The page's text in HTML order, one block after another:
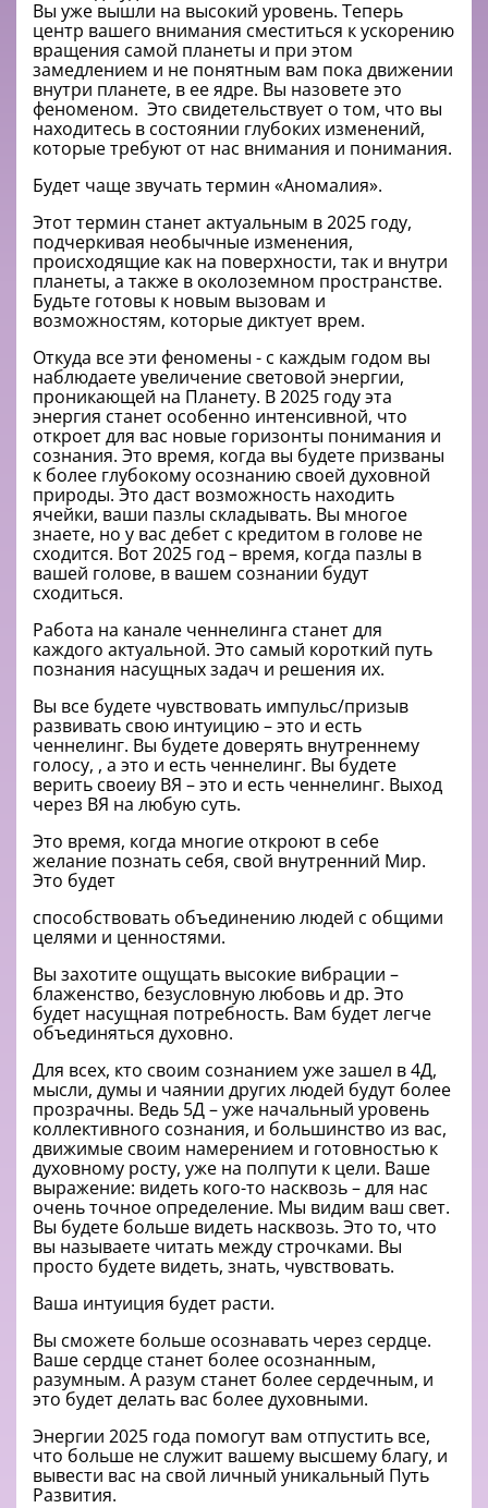
Вы уже вышли на высокий уровень. Теперь
центр вашего внимания сместиться к ускорению
вращения самой планеты и при этом
замедлением и не понятным вам пока движении
внутри планете, в ее ядре. Вы назовете это
феноменом. Это свидетельствует о том, что вы
находитесь в состоянии глубоких изменений,
которые требуют от нас внимания и понимания.
Будет чаще звучать термин «Аномалия».
Этот термин станет актуальным в 2025 году,
подчеркивая необычные изменения,
происходящие как на поверхности, так и внутри
планеты, а также в околоземном пространстве.
Будьте готовы к новым вызовам и
возможностям, которые диктует врем.
Откуда все эти феномены - с каждым годом вы
наблюдаете увеличение световой энергии,
проникающей на Планету. В 2025 году эта
энергия станет особенно интенсивной, что
откроет для вас новые горизонты понимания и
сознания. Это время, когда вы будете призваны
к более глубокому осознанию своей духовной
природы. Это даст возможность находить
ячейки, ваши пазлы складывать. Вы многое
знаете, но у вас дебет с кредитом в голове не
сходится. Вот 2025 год – время, когда пазлы в
вашей голове, в вашем сознании будут
сходиться.
Работа на канале ченнелинга станет для
каждого актуальной. Это самый короткий путь
познания насущных задач и решения их.
Вы все будете чувствовать импульс/призыв
развивать свою интуицию – это и есть
ченнелинг. Вы будете доверять внутреннему
голосу, , а это и есть ченнелинг. Вы будете
верить своеиу ВЯ – это и есть ченнелинг. Выход
через ВЯ на любую суть.
Это время, когда многие откроют в себе
желание познать себя, свой внутренний Мир.
Это будет
способствовать объединению людей с общими
целями и ценностями.
Вы захотите ощущать высокие вибрации –
блаженство, безусловную любовь и др. Это
будет насущная потребность. Вам будет легче
объединяться духовно.
Для всех, кто своим сознанием уже зашел в 4Д,
мысли, думы и чаянии других людей будут более
прозрачны. Ведь 5Д – уже начальный уровень
коллективного сознания, и большинство из вас,
движимые своим намерением и готовностью к
духовному росту, уже на полпути к цели. Ваше
выражение: видеть кого-то насквозь – для нас
очень точное определение. Мы видим ваш свет.
Вы будете больше видеть насквозь. Это то, что
вы называете читать между строчками. Вы
просто будете видеть, знать, чувствовать.
Ваша интуиция будет расти.
Вы сможете больше осознавать через сердце.
Ваше сердце станет более осознанным,
разумным. А разум станет более сердечным, и
это будет делать вас более духовными.
Энергии 2025 года помогут вам отпустить все,
что больше не служит вашему высшему благу, и
вывести вас на свой личный уникальный Путь
Развития.